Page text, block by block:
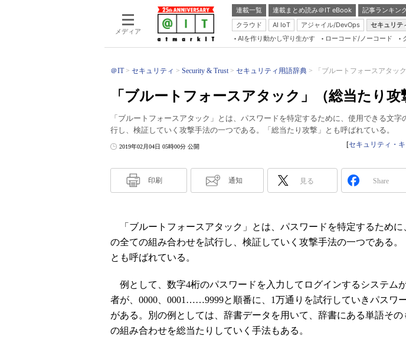
メディア
連載一覧 連載まとめ読み＠IT eBook 記事ランキン
クラウド
AI IoT アジャイル/DevOps セキュリテ
AIを作り動かし守り生かす ローコード/ノーコード
＠IT セキュリティ Security & Trust セキュリティ用語辞典 「ブルートフォースアタッ
「ブルートフォースアタック」（総当たり攻
「ブルートフォースアタック」とは、パスワードを特定するために、使用できる文
行し、検証していく攻撃手法の一つである。「総当たり攻撃」とも呼ばれている。
2019年02月04日 05時00分 公開 [セキュリティ・
印刷 通知 見る Share
「ブルートフォースアタック」とは、パスワードを特定するために
の全ての組み合わせを試行し、検証していく攻撃手法の一つである。
とも呼ばれている。
例として、数字4桁のパスワードを入力してログインするシステム
者が、0000、0001……9999と順番に、1万通りを試行していきパスワ
がある。別の例としては、辞書データを用いて、辞書にある単語そ
の組み合わせを総当たりしていく手法もある。